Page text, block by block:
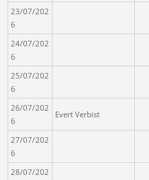
23/07/202
6
24/07/202
6
25/07/202
6
26/07/202
6
Evert Verbist
27/07/202
6
28/07/202